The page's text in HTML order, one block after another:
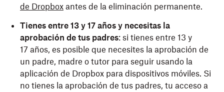
de Dropbox antes de la eliminación permanente.
Tienes entre 13 y 17 años y necesitas la
aprobación de tus padres: si tienes entre 13 y
17 años, es posible que necesites la aprobación de
un padre, madre o tutor para seguir usando la
aplicación de Dropbox para dispositivos móviles. Si
no tienes la aprobación de tus padres, tu acceso a